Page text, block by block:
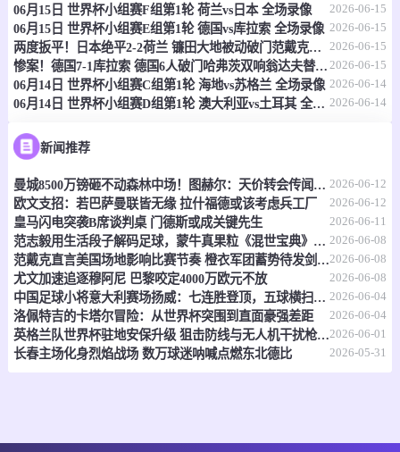
费尔干纳FA 0 - 0 哈沃尔罕
情报
坦桑超 06-15 21:00 即将开始
福斯特FC
情报
坦桑超 06-15 21:00 即将开始
福斯特FC 0 - 0 科斯塔尔
情报
坦桑超 06-15 21:00 即将开始
06月15日 世界杯小组赛F组第1轮 荷兰vs日本 全场录像 2026-06-15
06月15日 世界杯小组赛E组第1轮 德国vs库拉索 全场录像 2026-06-15
两度扳平！日本绝平2-2荷兰 镰田大地被动破门范戴克世界杯首球 2026-06-15
惨案！德国7-1库拉索 德国6人破门哈弗茨双响翁达夫替补1射2传 2026-06-15
06月14日 世界杯小组赛C组第1轮 海地vs苏格兰 全场录像 2026-06-14
06月14日 世界杯小组赛D组第1轮 澳大利亚vs土耳其 全场录像 2026-06-14
新闻推荐
曼城8500万镑砸不动森林中场！图赫尔：天价转会传闻反倒成了安德森的兴奋剂 2026-06-12
欧文支招：若巴萨曼联皆无缘 拉什福德或该考虑兵工厂 2026-06-12
皇马闪电突袭B席谈判桌 门德斯或成关键先生 2026-06-11
范志毅用生活段子解码足球，蒙牛真果粒《混世宝典》玩出新花样 2026-06-08
范戴克直言美国场地影响比赛节奏 橙衣军团蓄势待发剑指世界杯2026-06-08
尤文加速追逐穆阿尼 巴黎咬定4000万欧元不放 2026-06-08
中国足球小将意大利赛场扬威：七连胜登顶，五球横扫北欧豪门！ 2026-06-04
洛佩特吉的卡塔尔冒险：从世界杯突围到直面豪强差距 2026-06-04
英格兰队世界杯驻地安保升级 狙击防线与无人机干扰枪严阵以待2026-06-01
长春主场化身烈焰战场 数万球迷呐喊点燃东北德比 2026-05-31